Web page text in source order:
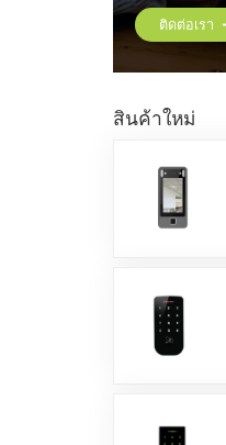
ติดต่อเรา
สินค้าใหม่